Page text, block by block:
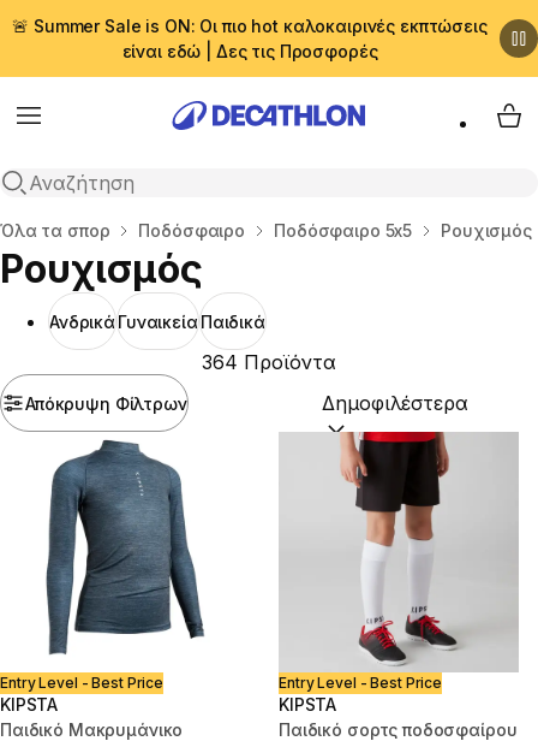
🚨 Summer Sale is ON: Οι πιο hot καλοκαιρινές εκπτώσεις
είναι εδώ | Δες τις Προσφορές
Menu
Αναζήτηση
My
Αρχική σελίδα
Όλα τα σπορ Ποδόσφαιρο Ποδόσφαιρο 5x5 Ρουχισμός
Ρουχισμός
Ανδρικά Γυναικεία Παιδικά
Απόκρυψη Φίλτρων
364 Προϊόντα
Ταξινόμηση κατά:
Entry Level - Best Price
KIPSTA
Παιδικό Μακρυμάνικο
Entry Level - Best Price
KIPSTA
Παιδικό σορτς ποδοσφαίρου